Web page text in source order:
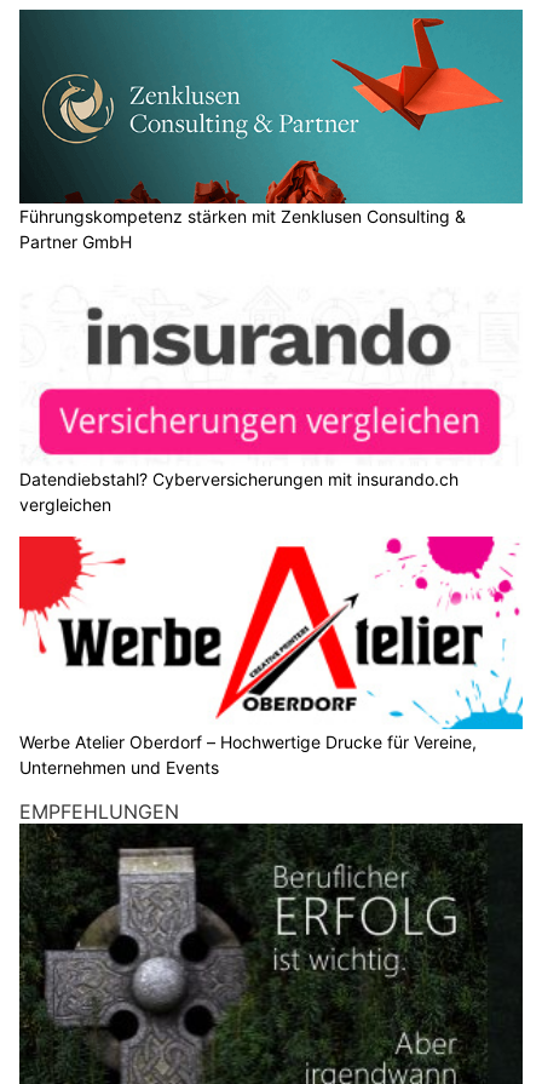
Führungskompetenz stärken mit Zenklusen Consulting &
Partner GmbH
Datendiebstahl? Cyberversicherungen mit insurando.ch
vergleichen
Werbe Atelier Oberdorf – Hochwertige Drucke für Vereine,
Unternehmen und Events
EMPFEHLUNGEN